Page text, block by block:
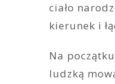
ciało
kierunek i
Na
ludzką